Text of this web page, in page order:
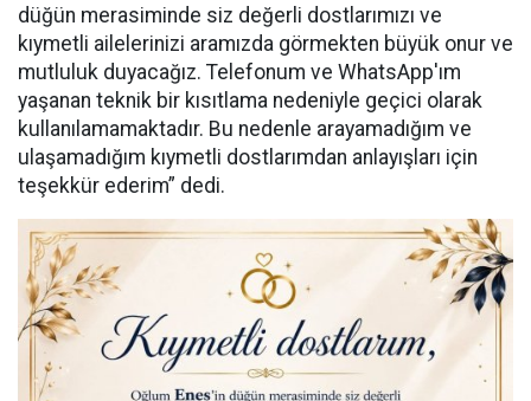
düğün merasiminde siz değerli dostlarımızı ve
kıymetli ailelerinizi aramızda görmekten büyük onur ve
mutluluk duyacağız. Telefonum ve WhatsApp'ım
yaşanan teknik bir kısıtlama nedeniyle geçici olarak
kullanılamamaktadır. Bu nedenle arayamadığım ve
ulaşamadığım kıymetli dostlarımdan anlayışları için
teşekkür ederim” dedi.